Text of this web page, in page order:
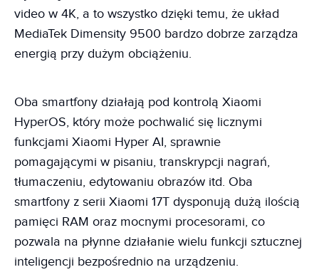
video w 4K, a to wszystko dzięki temu, że układ
MediaTek Dimensity 9500 bardzo dobrze zarządza
energią przy dużym obciążeniu.
Oba smartfony działają pod kontrolą Xiaomi
HyperOS, który może pochwalić się licznymi
funkcjami Xiaomi Hyper AI, sprawnie
pomagającymi w pisaniu, transkrypcji nagrań,
tłumaczeniu, edytowaniu obrazów itd. Oba
smartfony z serii Xiaomi 17T dysponują dużą ilością
pamięci RAM oraz mocnymi procesorami, co
pozwala na płynne działanie wielu funkcji sztucznej
inteligencji bezpośrednio na urządzeniu.